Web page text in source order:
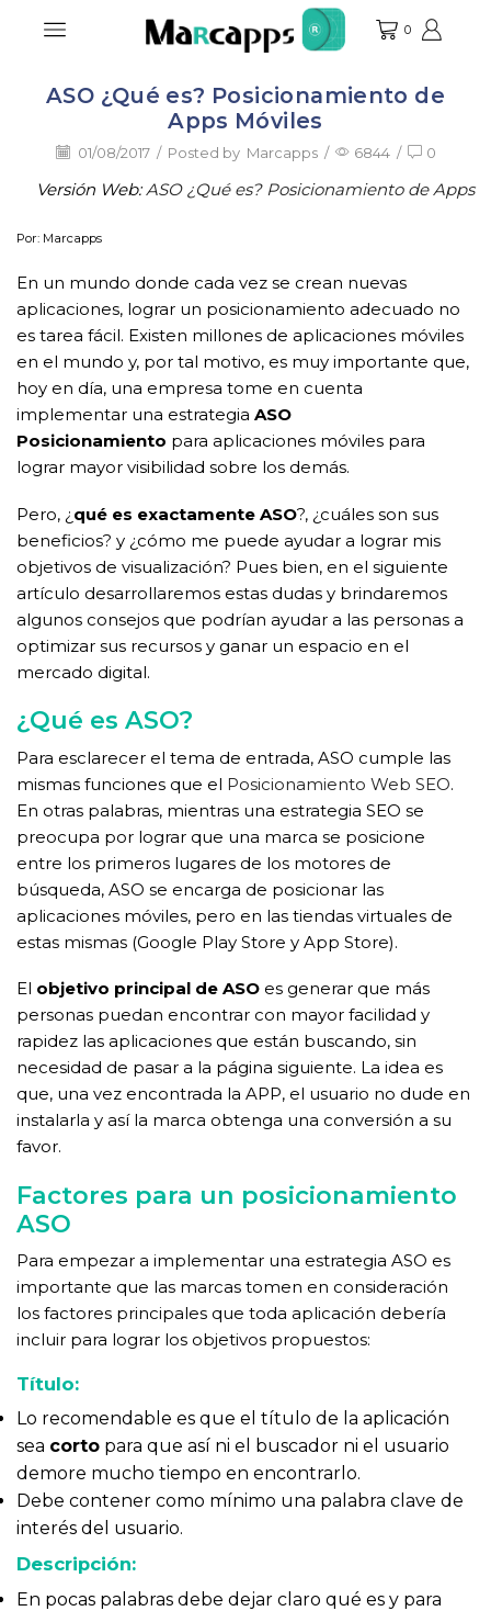
0
Apps Moviles
ASO ¿Qué es? Posicionamiento de
Apps Móviles
01/08/2017 / Posted by Marcapps / 6844 / 0
Versión Web:ASO ¿Qué es? Posicionamiento de Apps
Por: Marcapps
En un mundo donde cada vez se crean nuevas
aplicaciones, lograr un posicionamiento adecuado no
es tarea fácil. Existen millones de aplicaciones móviles
en el mundo y, por tal motivo, es muy importante que,
hoy en día, una empresa tome en cuenta
implementar una estrategia ASO
Posicionamiento para aplicaciones móviles para
lograr mayor visibilidad sobre los demás.
Pero, ¿ qué es exactamente ASO?, ¿cuáles son sus
beneficios? y ¿cómo me puede ayudar a lograr mis
objetivos de visualización? Pues bien, en el siguiente
artículo desarrollaremos estas dudas y brindaremos
algunos consejos que podrían ayudar a las personas a
optimizar sus recursos y ganar un espacio en el
mercado digital.
¿Qué es ASO?
Para esclarecer el tema de entrada, ASO cumple las
mismas funciones que el Posicionamiento Web SEO.
En otras palabras, mientras una estrategia SEO se
preocupa por lograr que una marca se posicione
entre los primeros lugares de los motores de
búsqueda, ASO se encarga de posicionar las
aplicaciones móviles, pero en las tiendas virtuales de
estas mismas (Google Play Store y App Store).
El objetivo principal de ASO es generar que más
personas puedan encontrar con mayor facilidad y
rapidez las aplicaciones que están buscando, sin
necesidad de pasar a la página siguiente. La idea es
que, una vez encontrada la APP, el usuario no dude en
instalarla y así la marca obtenga una conversión a su
favor.
Factores para un posicionamiento
ASO
Para empezar a implementar una estrategia ASO es
importante que las marcas tomen en consideración
los factores principales que toda aplicación debería
incluir para lograr los objetivos propuestos:
Título:
Lo recomendable es que el título de la aplicación
sea corto para que así ni el buscador ni el usuario
demore mucho tiempo en encontrarlo.
Debe contener como mínimo una palabra clave de
interés del usuario.
Descripción:
En pocas palabras debe dejar claro qué es y para